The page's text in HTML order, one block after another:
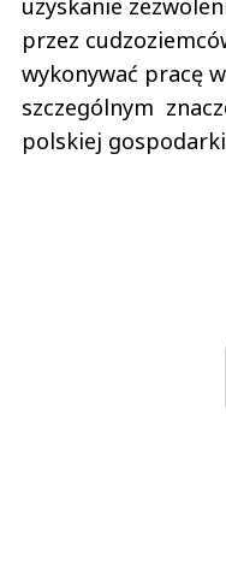
uzyskanie
przez
wykonywać pracę
szczególnym
polskiej